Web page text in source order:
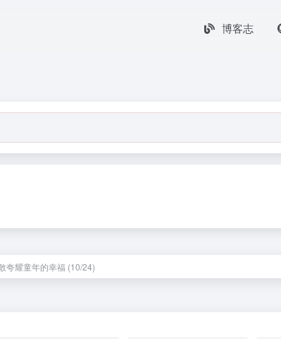
博客志
夸耀童年的幸福 (10/24)